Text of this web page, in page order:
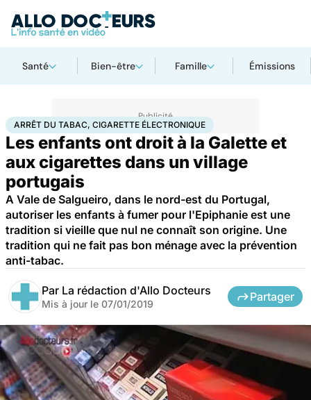
Santé Bien-être Famille Émissions
AccueilSantéArrêt du tabac, cigarette électronique
ARRÊT DU TABAC, CIGARETTE ÉLECTRONIQUE
Les enfants ont droit à la Galette et
aux cigarettes dans un village
portugais
A Vale de Salgueiro, dans le nord-est du Portugal,
autoriser les enfants à fumer pour l'Epiphanie est une
tradition si vieille que nul ne connaît son origine. Une
tradition qui ne fait pas bon ménage avec la prévention
anti-tabac.
Par La rédaction d'Allo Docteurs
Mis à jour le 07/01/2019
Partager